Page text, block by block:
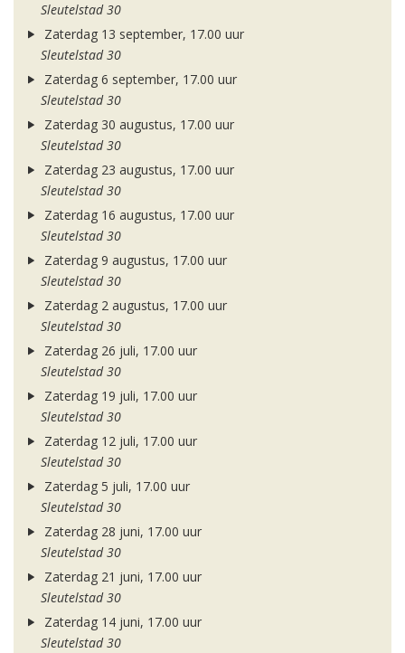
Sleutelstad 30
Zaterdag 13 september, 17.00 uur
Sleutelstad 30
Zaterdag 6 september, 17.00 uur
Sleutelstad 30
Zaterdag 30 augustus, 17.00 uur
Sleutelstad 30
Zaterdag 23 augustus, 17.00 uur
Sleutelstad 30
Zaterdag 16 augustus, 17.00 uur
Sleutelstad 30
Zaterdag 9 augustus, 17.00 uur
Sleutelstad 30
Zaterdag 2 augustus, 17.00 uur
Sleutelstad 30
Zaterdag 26 juli, 17.00 uur
Sleutelstad 30
Zaterdag 19 juli, 17.00 uur
Sleutelstad 30
Zaterdag 12 juli, 17.00 uur
Sleutelstad 30
Zaterdag 5 juli, 17.00 uur
Sleutelstad 30
Zaterdag 28 juni, 17.00 uur
Sleutelstad 30
Zaterdag 21 juni, 17.00 uur
Sleutelstad 30
Zaterdag 14 juni, 17.00 uur
Sleutelstad 30